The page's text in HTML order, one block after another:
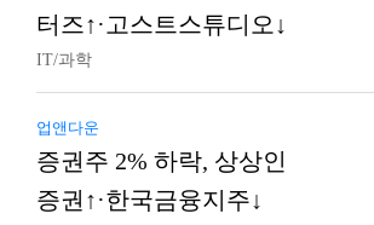
터즈↑·고스트스튜디오↓
IT/과학
업앤다운
증권주 2% 하락, 상상인
증권↑·한국금융지주↓